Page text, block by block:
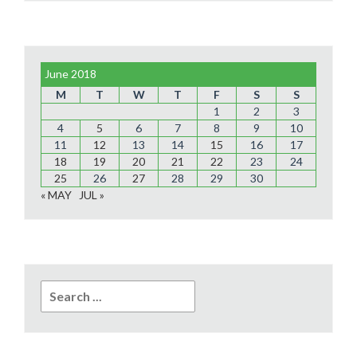
June 2018
M
T W T F S
S
1
2
3
4
5 6 7 8 9
10
11
12 13 14 15 16
17
18
19 20 21 22 23
24
25
26 27 28 29
30
« MAY
JUL »
for: